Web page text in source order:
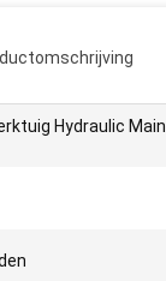
Hydraulic Main